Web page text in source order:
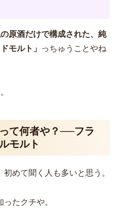
の原酒だけで構成された、純
モルト」 っちゅうことやね
て何者や？──フラ
モルト
初めて聞く人も多いと思う。
たクチや。